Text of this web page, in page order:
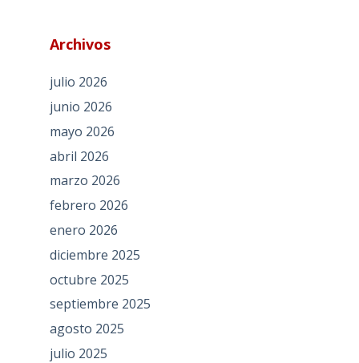
Archivos
julio 2026
junio 2026
mayo 2026
abril 2026
marzo 2026
febrero 2026
enero 2026
diciembre 2025
octubre 2025
septiembre 2025
agosto 2025
julio 2025